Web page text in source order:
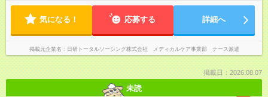
気になる！ 応募する 詳細へ
掲載元企業名 日研トータルソーシング株式会社 メディカルケア事業部 ナース派遣
掲載日：2026.08.07
未読